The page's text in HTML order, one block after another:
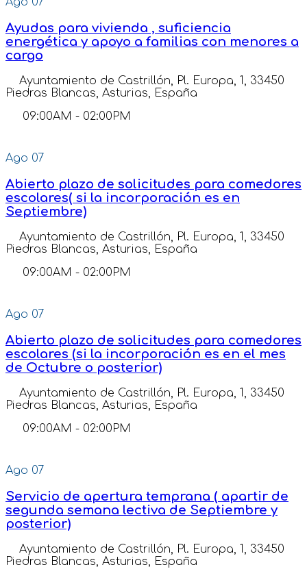
Ayudas para vivienda , suficiencia
energética y apoyo a familias con menores a
cargo
Ayuntamiento de Castrillón, Pl. Europa, 1, 33450
Piedras Blancas, Asturias, España
09:00AM - 02:00PM
Ago 07
Abierto plazo de solicitudes para comedores
escolares( si la incorporación es en
Septiembre)
Ayuntamiento de Castrillón, Pl. Europa, 1, 33450
Piedras Blancas, Asturias, España
09:00AM - 02:00PM
Ago 07
Abierto plazo de solicitudes para comedores
escolares (si la incorporación es en el mes
de Octubre o posterior)
Ayuntamiento de Castrillón, Pl. Europa, 1, 33450
Piedras Blancas, Asturias, España
09:00AM - 02:00PM
Ago 07
Servicio de apertura temprana ( apartir de
segunda semana lectiva de Septiembre y
posterior)
Ayuntamiento de Castrillón, Pl. Europa, 1, 33450
Piedras Blancas, Asturias, España